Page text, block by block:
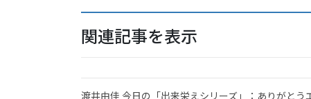
関連記事を表示
渡井由佳 今日の「出来栄えシリーズ」：ありがとう